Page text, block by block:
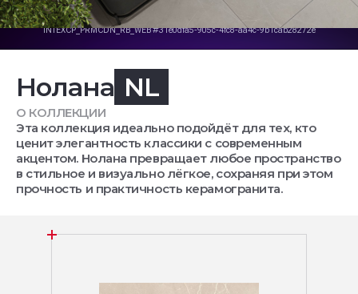
Нолана NL
О КОЛЛЕКЦИИ
Эта коллекция идеально подойдёт для тех, кто
ценит элегантность классики с современным
акцентом. Нолана превращает любое пространство
в стильное и визуально лёгкое, сохраняя при этом
прочность и практичность керамогранита.